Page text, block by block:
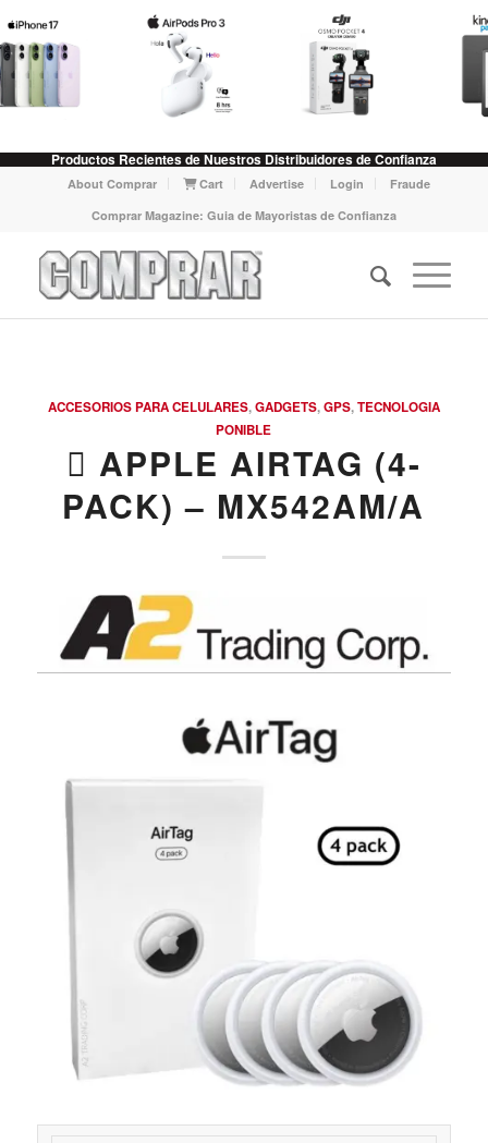
Productos Recientes de Nuestros Distribuidores de Confianza
About Comprar Cart Advertise Login
Fraude
Comprar Magazine: Guia de Mayoristas de Confianza
ACCESORIOS PARA CELULARES,GADGETS,GPS,TECNOLOGIA
PONIBLE
 APPLE AIRTAG (4-
PACK) – MX542AM/A